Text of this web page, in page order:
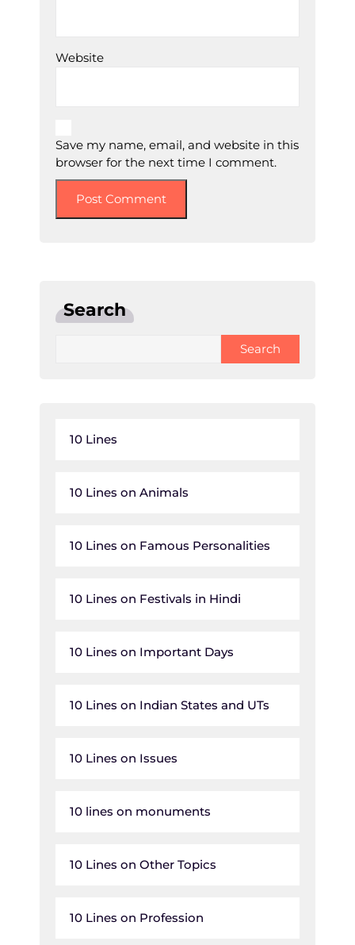
Website
Save my name, email, and website in this
browser for the next time I comment.
Search
Search
10 Lines
10 Lines on Animals
10 Lines on Famous Personalities
10 Lines on Festivals in Hindi
10 Lines on Important Days
10 Lines on Indian States and UTs
10 Lines on Issues
10 lines on monuments
10 Lines on Other Topics
10 Lines on Profession